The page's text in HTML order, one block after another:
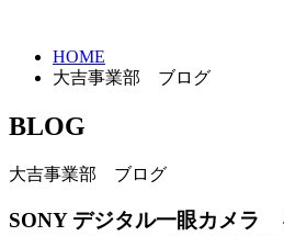
HOME
大吉事業部 ブログ
BLOG
大吉事業部 ブログ
SONY デジタル一眼カメラ